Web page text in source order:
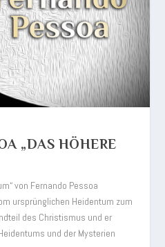
„DAS HÖHERE
von Fernando Pessoa
ursprünglichen Heidentum zum
des Christismus und er
und der Mysterien